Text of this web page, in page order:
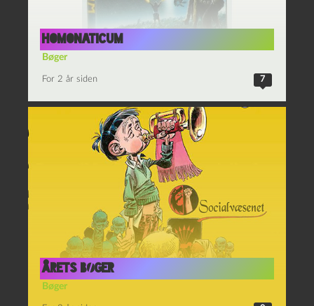
HOMONATICUM
Bøger
For 2 år siden 7
Årets bøger
Bøger